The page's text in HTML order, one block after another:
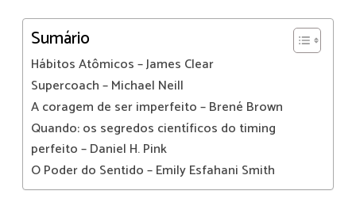
Sumário
Hábitos Atômicos – James Clear
Supercoach – Michael Neill
A coragem de ser imperfeito – Brené Brown
Quando: os segredos científicos do timing
perfeito – Daniel H. Pink
O Poder do Sentido – Emily Esfahani Smith